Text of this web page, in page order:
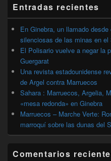
lateral
primaria
Entradas recientes
En Ginebra, un llamado
silenciosas de las minas en el
El Polisario vuelve a negar la
Guergarat
Una revista estadounidense
de Argel contra Marruecos
Sahara : Marruecos, Argelia,
«mesa redonda» en Ginebra
Marruecos – Marche Verte:
marroquí sobre las dunas del
Comentarios